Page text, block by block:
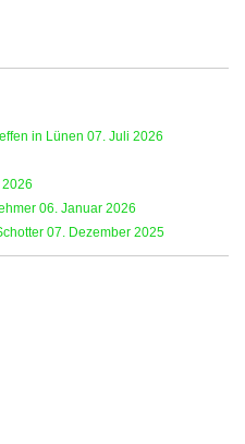
in Lünen 07. Juli 2026
06. Januar 2026
07. Dezember 2025